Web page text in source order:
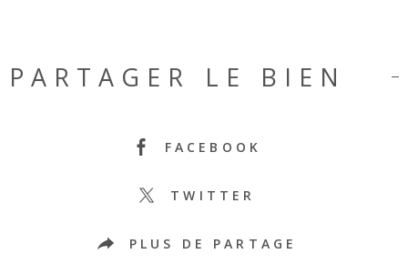
PARTAGER LE BIEN
FACEBOOK
TWITTER
PLUS DE PARTAGE